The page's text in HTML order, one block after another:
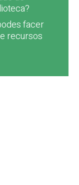
facer
recursos